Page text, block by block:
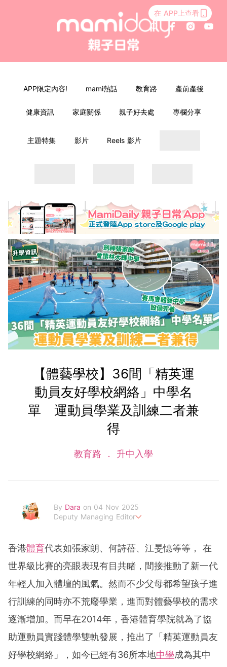
在 APP上查看
APP限定內容! mami熱話 教育路 產前產後
健康資訊 家庭關係 親子好去處 專欄分享
主題特集 影片 Reels 影片
【體藝學校】36間「精英運
動員友好學校網絡」中學名
單 運動員學業及訓練二者兼
得
教育路 升中入學
By Dara on 04 Nov 2025
Deputy Managing Editor
香港體育代表如張家朗、何詩蓓、江旻憓等等， 在
世界級比賽的亮眼表現有目共睹，間接推動了新一代
年輕人加入體壇的風氣。然而不少父母都希望孩子進
行訓練的同時亦不荒廢學業，進而對體藝學校的需求
逐漸增加。而早在2014年，香港體育學院就為了協
助運動員實踐體學雙軌發展，推出了「精英運動員友
好學校網絡」，如今已經有36所本地中學成為其中